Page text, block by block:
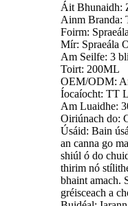
Áit Bhunaidh:
Ainm Branda:
Foirm: Spraeála
Mír: Spraeála
Am Seilfe: 3
Toirt: 200ML
OEM/ODM:
Íocaíocht: TT
Am Luaidhe:
Oiriúnach do:
Úsáid: Bain
an canna go
shiúl ó do
thirim nó
bhaint amach.
gréisceach a